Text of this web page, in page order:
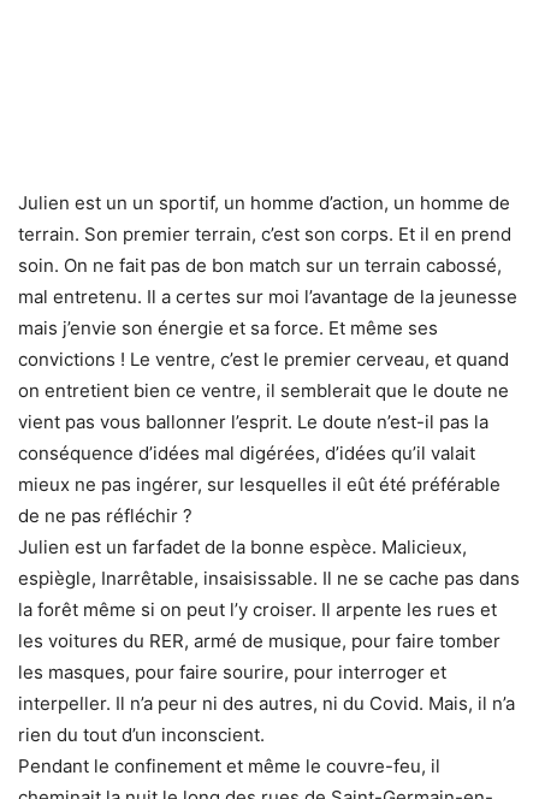
Julien est un un sportif, un homme d’action, un homme de
terrain. Son premier terrain, c’est son corps. Et il en prend
soin. On ne fait pas de bon match sur un terrain cabossé,
mal entretenu. Il a certes sur moi l’avantage de la jeunesse
mais j’envie son énergie et sa force. Et même ses
convictions ! Le ventre, c’est le premier cerveau, et quand
on entretient bien ce ventre, il semblerait que le doute ne
vient pas vous ballonner l’esprit. Le doute n’est-il pas la
conséquence d’idées mal digérées, d’idées qu’il valait
mieux ne pas ingérer, sur lesquelles il eût été préférable
de ne pas réfléchir ?
Julien est un farfadet de la bonne espèce. Malicieux,
espiègle, Inarrêtable, insaisissable. Il ne se cache pas dans
la forêt même si on peut l’y croiser. Il arpente les rues et
les voitures du RER, armé de musique, pour faire tomber
les masques, pour faire sourire, pour interroger et
interpeller. Il n’a peur ni des autres, ni du Covid. Mais, il n’a
rien du tout d’un inconscient.
Pendant le confinement et même le couvre-feu, il